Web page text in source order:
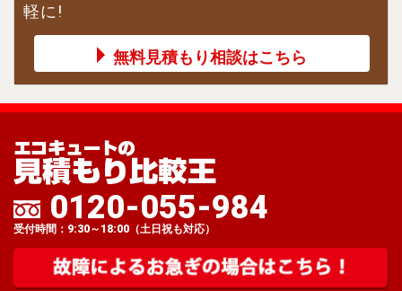
軽に!
無料見積もり相談はこちら
0120-055-984
受付時間：9:30～18:00（土日祝も対応）